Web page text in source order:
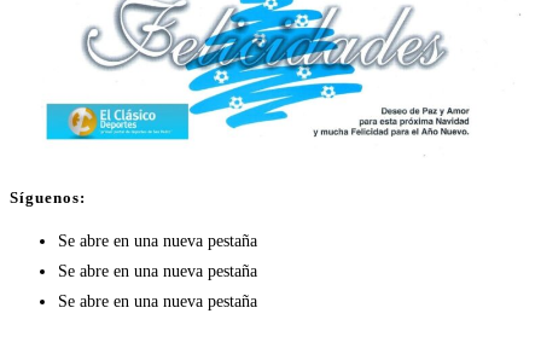
Síguenos:
Se abre en una nueva pestaña
Se abre en una nueva pestaña
Se abre en una nueva pestaña